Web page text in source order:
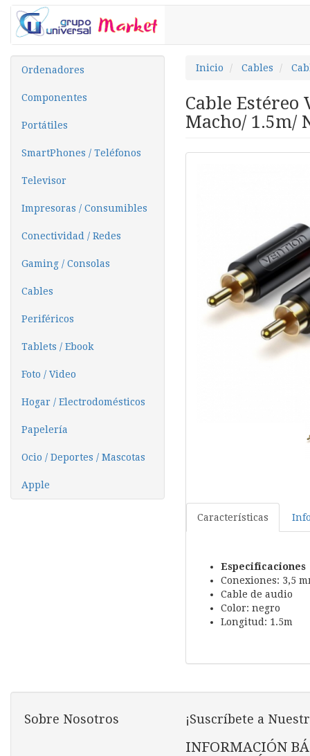
Ordenadores
Componentes
Portátiles
SmartPhones / Teléfonos
Televisor
Impresoras / Consumibles
Conectividad / Redes
Gaming / Consolas
Cables
Periféricos
Tablets / Ebook
Foto / Video
Hogar / Electrodomésticos
Papelería
Ocio / Deportes / Mascotas
Apple
Inicio Cables
Cable Estéreo
Macho/ 1.5m/
Características
Especificaciones
Conexiones: 3,5
Cable de audio
Color: negro
Longitud: 1.5m
Sobre Nosotros ¡Suscríbete a
INFORMACIÓN